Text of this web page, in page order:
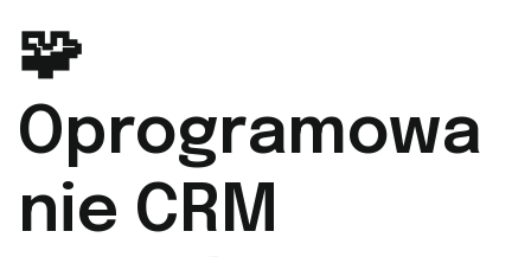
🧩
Oprogramowa
nie CRM